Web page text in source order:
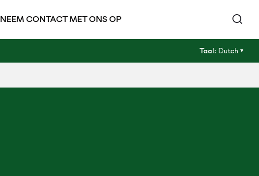
NEEM CONTACT MET ONS OP
Taal: Dutch